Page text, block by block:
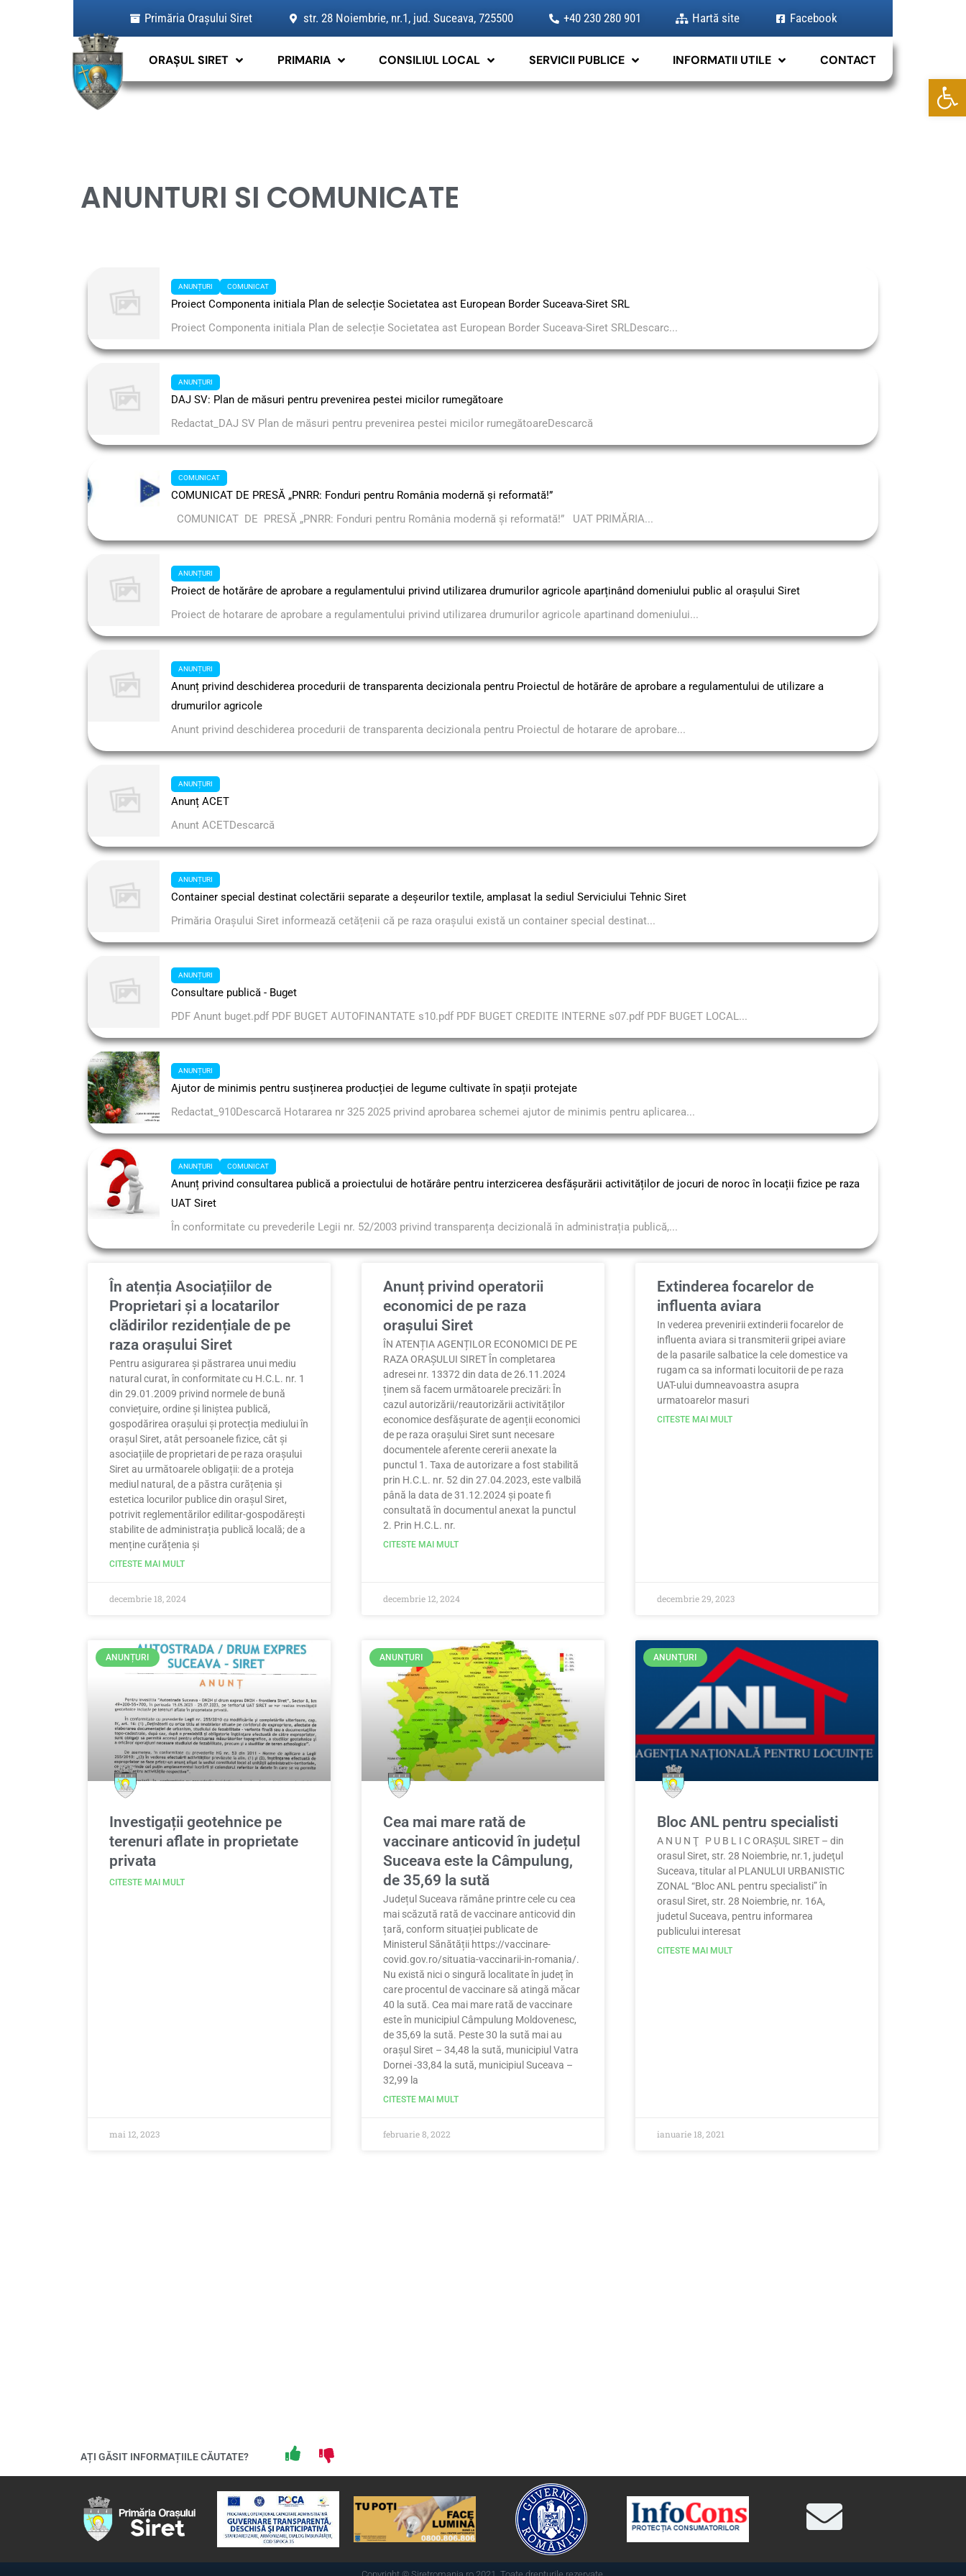
Primăria Orașului Siret str. 28 Noiembrie, nr.1, jud. Suceava, 725500 +40 230 280 901 Hartă site Facebook
ORAȘUL SIRET PRIMARIA CONSILIUL LOCAL SERVICII PUBLICE INFORMATII UTILE CONTACT
ANUNTURI SI COMUNICATE
ANUNȚURI COMUNICAT
Proiect Componenta initiala Plan de selecție Societatea ast European Border Suceava-Siret SRL
Proiect Componenta initiala Plan de selecție Societatea ast European Border Suceava-Siret SRLDescarc...
ANUNȚURI
DAJ SV: Plan de măsuri pentru prevenirea pestei micilor rumegătoare
Redactat_DAJ SV Plan de măsuri pentru prevenirea pestei micilor rumegătoareDescarcă
COMUNICAT
COMUNICAT DE PRESĂ „PNRR: Fonduri pentru România modernă și reformată!”
COMUNICAT DE PRESĂ „PNRR: Fonduri pentru România modernă și reformată!” UAT PRIMĂRIA...
ANUNȚURI
Proiect de hotărâre de aprobare a regulamentului privind utilizarea drumurilor agricole aparținând domeniului public al orașului Siret
Proiect de hotarare de aprobare a regulamentului privind utilizarea drumurilor agricole apartinand domeniului...
ANUNȚURI
Anunț privind deschiderea procedurii de transparenta decizionala pentru Proiectul de hotărâre de aprobare a regulamentului de utilizare a
drumurilor agricole
Anunt privind deschiderea procedurii de transparenta decizionala pentru Proiectul de hotarare de aprobare...
ANUNȚURI
Anunț ACET
Anunt ACETDescarcă
ANUNȚURI
Container special destinat colectării separate a deşeurilor textile, amplasat la sediul Serviciului Tehnic Siret
Primăria Oraşului Siret informează cetățenii că pe raza oraşului există un container special destinat...
ANUNȚURI
Consultare publică - Buget
PDF Anunt buget.pdf PDF BUGET AUTOFINANTATE s10.pdf PDF BUGET CREDITE INTERNE s07.pdf PDF BUGET LOCAL...
ANUNȚURI
Ajutor de minimis pentru susținerea producției de legume cultivate în spații protejate
Redactat_910Descarcă Hotararea nr 325 2025 privind aprobarea schemei ajutor de minimis pentru aplicarea...
ANUNȚURI COMUNICAT
Anunț privind consultarea publică a proiectului de hotărâre pentru interzicerea desfășurării activităților de jocuri de noroc în locații fizice pe raza
UAT Siret
În conformitate cu prevederile Legii nr. 52/2003 privind transparența decizională în administrația publică,...
În atenția Asociațiilor de
Proprietari și a locatarilor
clădirilor rezidențiale de pe
raza orașului Siret
Pentru asigurarea și păstrarea unui mediu
natural curat, în conformitate cu H.C.L. nr. 1
din 29.01.2009 privind normele de bună
conviețuire, ordine și liniștea publică,
gospodărirea orașului și protecția mediului în
orașul Siret, atât persoanele fizice, cât și
asociațiile de proprietari de pe raza orașului
Siret au următoarele obligații: de a proteja
mediul natural, de a păstra curățenia și
estetica locurilor publice din orașul Siret,
potrivit reglementărilor edilitar-gospodărești
stabilite de administrația publică locală; de a
menține curățenia și
CITESTE MAI MULT
decembrie 18, 2024
Anunț privind operatorii
economici de pe raza
orașului Siret
ÎN ATENȚIA AGENȚILOR ECONOMICI DE PE
RAZA ORAȘULUI SIRET În completarea
adresei nr. 13372 din data de 26.11.2024
ținem să facem următoarele precizări: În
cazul autorizării/reautorizării activităților
economice desfășurate de agenții economici
de pe raza orașului Siret sunt necesare
documentele aferente cererii anexate la
punctul 1. Taxa de autorizare a fost stabilită
prin H.C.L. nr. 52 din 27.04.2023, este valbilă
până la data de 31.12.2024 și poate fi
consultată în documentul anexat la punctul
2. Prin H.C.L. nr.
CITESTE MAI MULT
decembrie 12, 2024
Extinderea focarelor de
influenta aviara
In vederea prevenirii extinderii focarelor de
influenta aviara si transmiterii gripei aviare
de la pasarile salbatice la cele domestice va
rugam ca sa informati locuitorii de pe raza
UAT-ului dumneavoastra asupra
urmatoarelor masuri
CITESTE MAI MULT
decembrie 29, 2023
ANUNȚURI
Investigații geotehnice pe
terenuri aflate in proprietate
privata
CITESTE MAI MULT
mai 12, 2023
ANUNȚURI
Cea mai mare rată de
vaccinare anticovid în județul
Suceava este la Câmpulung,
de 35,69 la sută
Județul Suceava rămâne printre cele cu cea
mai scăzută rată de vaccinare anticovid din
țară, conform situației publicate de
Ministerul Sănătății https://vaccinare-
covid.gov.ro/situatia-vaccinarii-in-romania/.
Nu există nici o singură localitate în județ în
care procentul de vaccinare să atingă măcar
40 la sută. Cea mai mare rată de vaccinare
este în municipiul Câmpulung Moldovenesc,
de 35,69 la sută. Peste 30 la sută mai au
orașul Siret – 34,48 la sută, municipiul Vatra
Dornei -33,84 la sută, municipiul Suceava –
32,99 la
CITESTE MAI MULT
februarie 8, 2022
ANUNȚURI
Bloc ANL pentru specialisti
A N U N Ţ P U B L I C ORAŞUL SIRET – din
orasul Siret, str. 28 Noiembrie, nr.1, judeţul
Suceava, titular al PLANULUI URBANISTIC
ZONAL “Bloc ANL pentru specialisti” în
orasul Siret, str. 28 Noiembrie, nr. 16A,
judetul Suceava, pentru informarea
publicului interesat
CITESTE MAI MULT
ianuarie 18, 2021
AȚI GĂSIT INFORMAȚIILE CĂUTATE?